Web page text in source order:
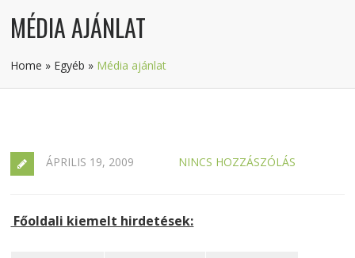
MÉDIA AJÁNLAT
Home » Egyéb » Média ajánlat
ÁPRILIS 19, 2009 NINCS HOZZÁSZÓLÁS
Főoldali kiemelt hirdetések: